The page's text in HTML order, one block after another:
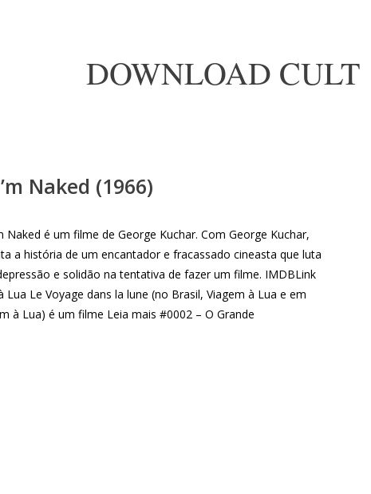
DOWNLOAD CULT
Naked (1966)
Naked é um filme de George Kuchar. Com George Kuchar,
a história de um encantador e fracassado cineasta que luta
e solidão na tentativa de fazer um filme. IMDBLink
Lua Le Voyage dans la lune (no Brasil, Viagem à Lua e em
à Lua) é um filme Leia mais #0002 – O Grande